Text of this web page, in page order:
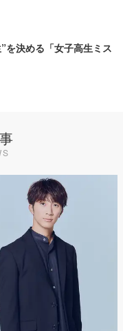
を決める「女子高生ミス